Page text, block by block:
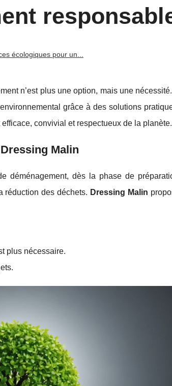
écologiques pour un...
n’est plus une option, mais une
grâce à des solutions
convivial et respectueux de la planète.
Malin
déménagement, dès la phase de
réduction des déchets. Dressing Malin
plus nécessaire.